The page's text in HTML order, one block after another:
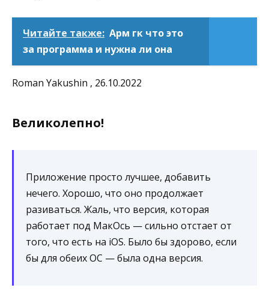
Читайте также: Арм гк что это
за программа и нужна ли она
Roman Yakushin , 26.10.2022
Великолепно!
Приложение просто лучшее, добавить
нечего. Хорошо, что оно продолжает
разиваться. Жаль, что версия, которая
работает под МакОсь — сильно отстает от
того, что есть на iOS. Было бы здорово, если
бы для обеих ОС — была одна версия.